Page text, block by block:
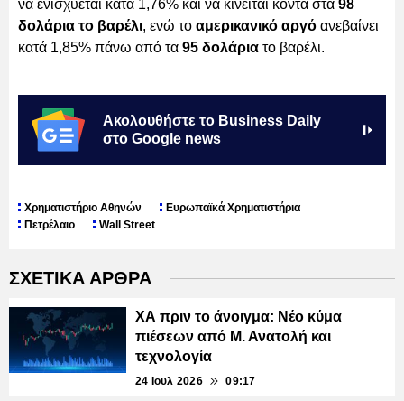
να ενισχύεται κατά 1,76% και να κινείται κοντά στα 98
δολάρια το βαρέλι, ενώ το αμερικανικό αργό ανεβαίνει
κατά 1,85% πάνω από τα 95 δολάρια το βαρέλι.
Ακολουθήστε το Business Daily
στο Google news
Χρηματιστήριο Αθηνών
Ευρωπαϊκά Χρηματιστήρια
Πετρέλαιο
Wall Street
ΣΧΕΤΙΚΑ ΑΡΘΡΑ
ΧΑ πριν το άνοιγμα: Νέο κύμα
πιέσεων από Μ. Ανατολή και
τεχνολογία
24 Ιουλ 2026 09:17